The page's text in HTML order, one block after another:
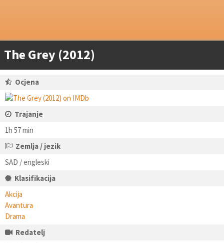
The Grey (2012)
Ocjena
Trajanje
1h 57 min
Zemlja / jezik
SAD / engleski
Klasifikacija
Akcija
Avantura
Drama
Redatelj